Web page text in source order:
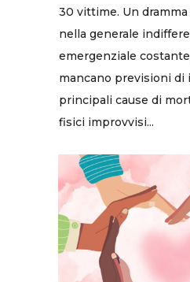
30 vittime. Un
nella generale
emergenziale
mancano previsioni di
principali cause di
fisici improvvisi...